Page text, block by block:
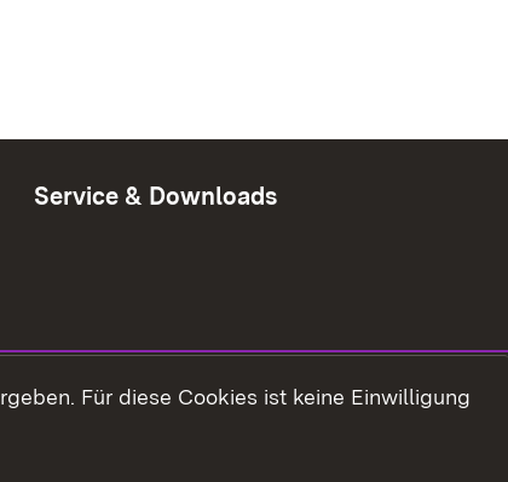
Service & Downloads
Für diese Cookies ist keine Einwilligung